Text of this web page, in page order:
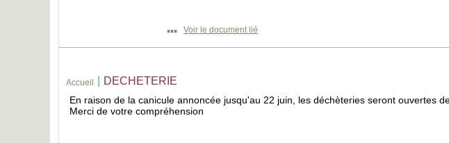
▪▪▪ Voir le document lié
Accueil DECHETERIE
En raison de la canicule annoncée jusqu'au 22 juin, les déchèteries seront ouvertes
Merci de votre compréhension